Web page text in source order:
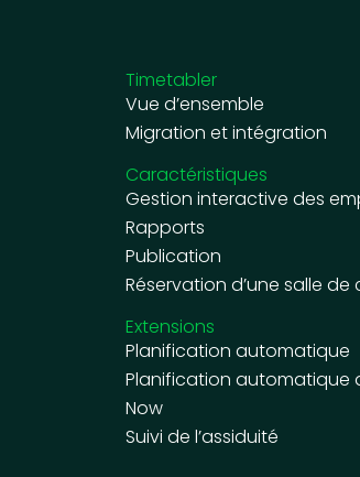
Timetabler
Vue d’ensemble
Migration et intégration
Caractéristiques
Gestion interactive des
Rapports
Publication
Réservation d’une salle de
Extensions
Planification automatique
Planification automatique
Now
Suivi de l’assiduité